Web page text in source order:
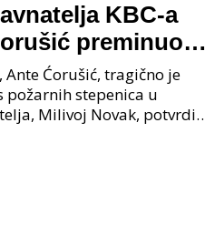
KBC-a
preminuo
policija na
Ante Ćorušić, tragično je
stepenica u
Milivoj Novak, potvrdio